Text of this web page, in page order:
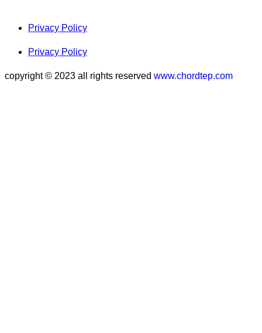
Privacy Policy
Privacy Policy
copyright © 2023 all rights reserved www.chordtep.com